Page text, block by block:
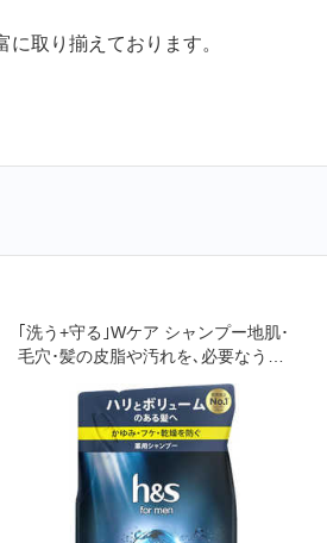
取り揃えております。
｢洗う+守る｣Wケア シャンプー地肌･
毛穴･髪の皮脂や汚れを､必要なうる
おいを残しながら洗い流す